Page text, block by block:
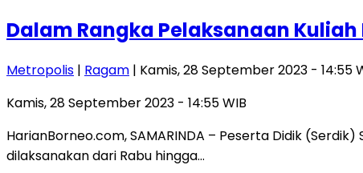
Dalam Rangka Pelaksanaan
Metropolis | Ragam | Kamis, 28 September 2023 - 14:55
Kamis, 28 September 2023 - 14:55 WIB
HarianBorneo.com, SAMARINDA – Peserta Didik
dilaksanakan dari Rabu hingga…